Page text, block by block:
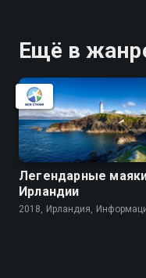
Ещё в
Легендарные
Ирландии
2018, Ирландия,